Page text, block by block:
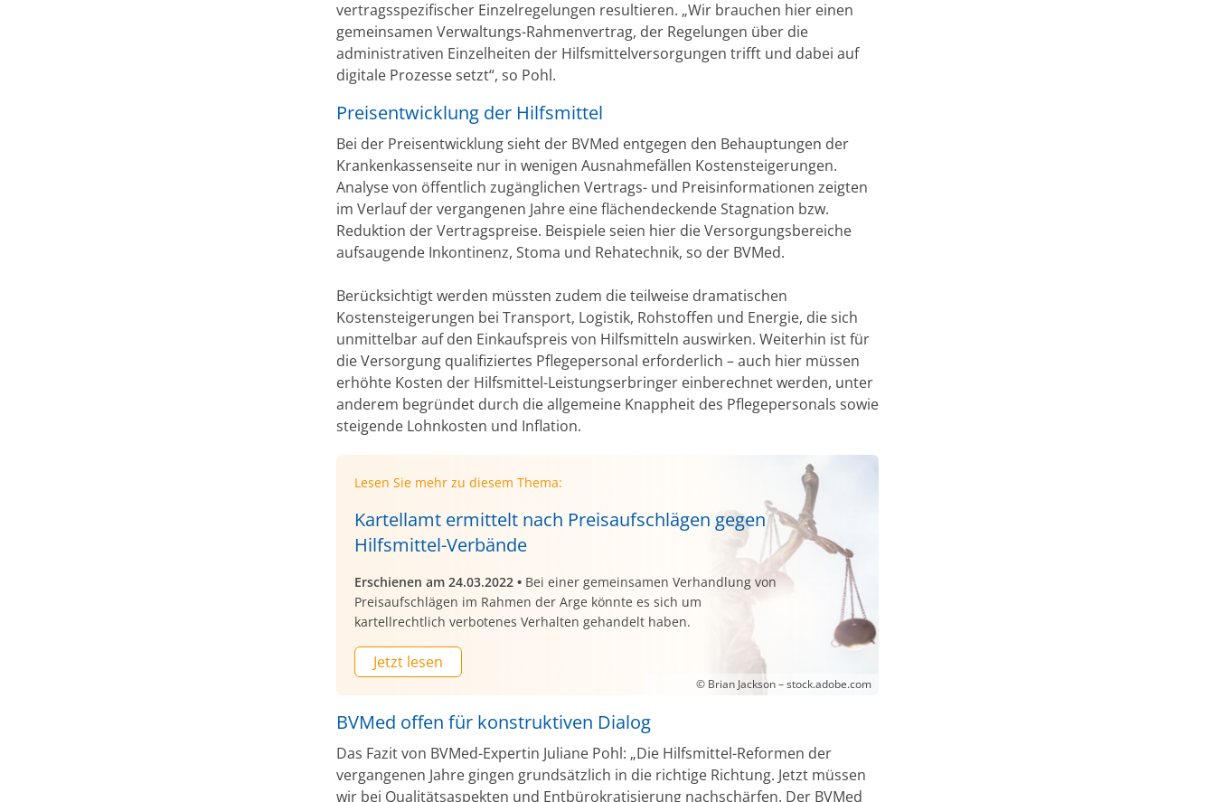
vertragsspezifischer Einzelregelungen resultieren. „Wir brauchen hier einen
gemeinsamen Verwaltungs-Rahmenvertrag, der Regelungen über die
administrativen Einzelheiten der Hilfsmittelversorgungen trifft und dabei auf
digitale Prozesse setzt“, so Pohl.
Preisentwicklung der Hilfsmittel
Bei der Preisentwicklung sieht der BVMed entgegen den Behauptungen der
Krankenkassenseite nur in wenigen Ausnahmefällen Kostensteigerungen.
Analyse von öffentlich zugänglichen Vertrags- und Preisinformationen zeigten
im Verlauf der vergangenen Jahre eine flächendeckende Stagnation bzw.
Reduktion der Vertragspreise. Beispiele seien hier die Versorgungsbereiche
aufsaugende Inkontinenz, Stoma und Rehatechnik, so der BVMed.
Berücksichtigt werden müssten zudem die teilweise dramatischen
Kostensteigerungen bei Transport, Logistik, Rohstoffen und Energie, die sich
unmittelbar auf den Einkaufspreis von Hilfsmitteln auswirken. Weiterhin ist für
die Versorgung qualifiziertes Pflegepersonal erforderlich – auch hier müssen
erhöhte Kosten der Hilfsmittel-Leistungserbringer einberechnet werden, unter
anderem begründet durch die allgemeine Knappheit des Pflegepersonals sowie
steigende Lohnkosten und Inflation.
Lesen Sie mehr zu diesem Thema:
Kartellamt ermittelt nach Preisaufschlägen gegen
Hilfsmittel-Verbände
Erschienen am 24.03.2022 • Bei einer gemeinsamen Verhandlung von
Preisaufschlägen im Rahmen der Arge könnte es sich um
kartellrechtlich verbotenes Verhalten gehandelt haben.
Jetzt lesen
© Brian Jackson – stock.adobe.com
BVMed offen für konstruktiven Dialog
Das Fazit von BVMed-Expertin Juliane Pohl: „Die Hilfsmittel-Reformen der
vergangenen Jahre gingen grundsätzlich in die richtige Richtung. Jetzt müssen
wir bei Qualitätsaspekten und Entbürokratisierung nachschärfen. Der BVMed